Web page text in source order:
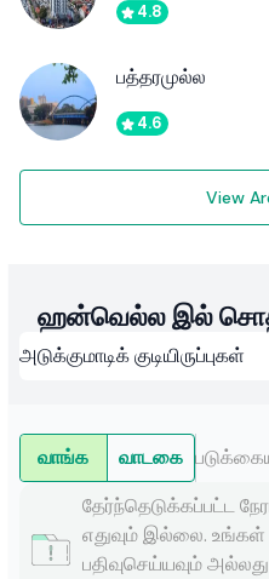
4.8
பத்தரமுல்ல
4.6
View
ஹன்வெல்ல இல்
வாங்க வாடகை
தேர்ந்தெடுக்கப்பட்ட
எதுவும் இல்லை.
பதிவுசெய்யவும்